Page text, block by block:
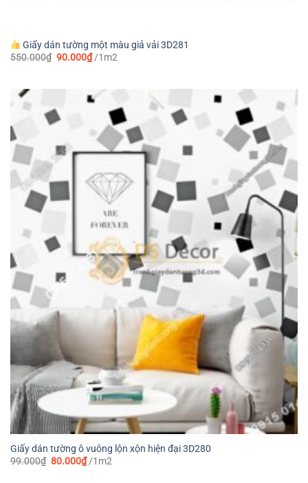
Giấy dán tường một màu giả vải 3D281
550.000₫ Giá
90.000₫Giá
hiện
90.000₫.
/1m2
Giấy dán tường ô vuông lộn xộn hiện đại 3D280
99.000₫ Giá
80.000₫Giá
hiện
/1m2